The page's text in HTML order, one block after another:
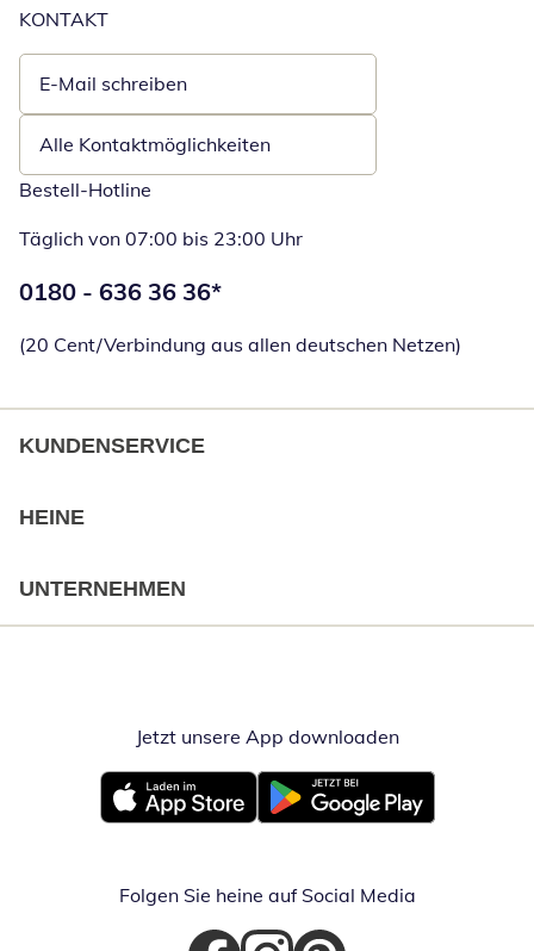
KONTAKT
E-Mail schreiben
Öffnet E-Mail-Client
Alle Kontaktmöglichkeiten
Bestell-Hotline
Täglich von 07:00 bis 23:00 Uhr
Telefonnummer:
0180 - 636 36 36*
(20 Cent/Verbindung aus allen deutschen Netzen)
KUNDENSERVICE
HEINE
UNTERNEHMEN
Jetzt unsere App downloadenÖffnet in
Öffnet in neuem FensterÖffnet in neuem Fenster
Folgen Sie heine auf Social Media